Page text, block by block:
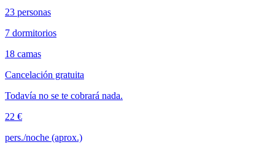
23 personas
7 dormitorios
18 camas
Cancelación gratuita
Todavía no se te cobrará nada.
22 €
pers./noche (aprox.)